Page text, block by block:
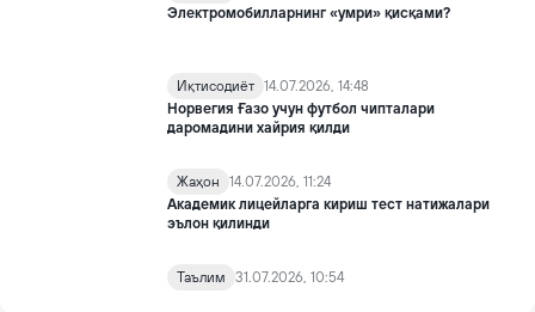
Электромобилларнинг «умри» қисқами?
Иқтисодиёт 14.07.2026, 14:48
Норвегия Ғазо учун футбол чипталари
даромадини хайрия қилди
Жаҳон
14.07.2026, 11:24
Академик лицейларга кириш тест натижалари
эълон қилинди
Таълим 31.07.2026, 10:54